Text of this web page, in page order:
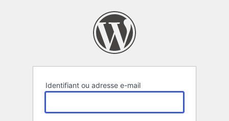
Identifiant ou adresse e-mail